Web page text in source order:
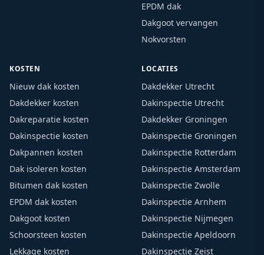
EPDM dak
Dakgoot vervangen
Nokvorsten
KOSTEN
Nieuw dak kosten
Dakdekker kosten
Dakreparatie kosten
Dakinspectie kosten
Dakpannen kosten
Dak isoleren kosten
Bitumen dak kosten
EPDM dak kosten
Dakgoot kosten
Schoorsteen kosten
Lekkage kosten
LOCATIES
Dakdekker Utrecht
Dakinspectie Utrecht
Dakdekker Groningen
Dakinspectie Groningen
Dakinspectie Rotterdam
Dakinspectie Amsterdam
Dakinspectie Zwolle
Dakinspectie Arnhem
Dakinspectie Nijmegen
Dakinspectie Apeldoorn
Dakinspectie Zeist